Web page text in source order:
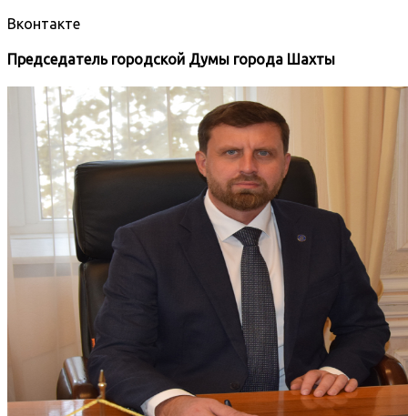
Вконтакте
Председатель городской Думы города Шахты